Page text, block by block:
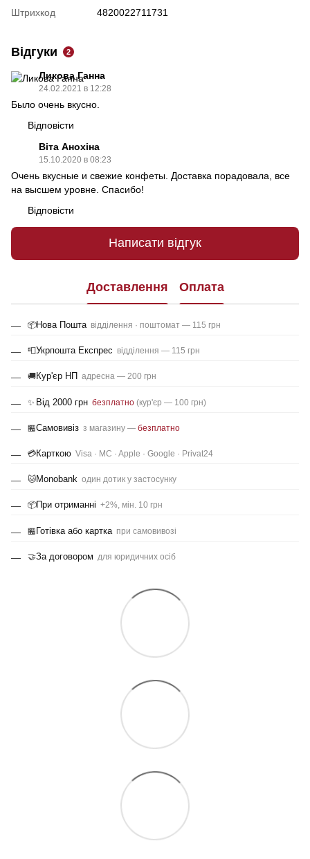
Штрихкод 4820022711731
Відгуки 2
Ликова Ганна
24.02.2021 в 12:28
Было очень вкусно.
Відповісти
Віта Анохіна
15.10.2020 в 08:23
Очень вкусные и свежие конфеты. Доставка порадовала, все
на высшем уровне. Спасибо!
Відповісти
Написати відгук
Доставлення Оплата
📦Нова Пошта відділення · поштомат — 115 грн
📮Укрпошта Експрес відділення — 115 грн
🚚Кур'єр НП адресна — 200 грн
✨ Від 2000 грн безплатно (кур'єр — 100 грн)
🏪Самовивіз з магазину — безплатно
💳Карткою Visa · MC · Apple · Google · Privat24
🐱Monobank один дотик у застосунку
📦При отриманні +2%, мін. 10 грн
🏪Готівка або картка при самовивозі
🤝За договором для юридичних осіб